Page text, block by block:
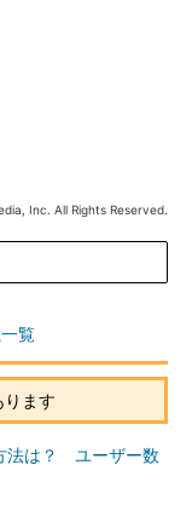
Inc. All Rights Reserved.
覧
ます
法は？ ユーザー数